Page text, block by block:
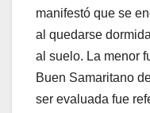
manifestó que se
al quedarse
al suelo. La menor
Buen Samaritano
ser evaluada fue